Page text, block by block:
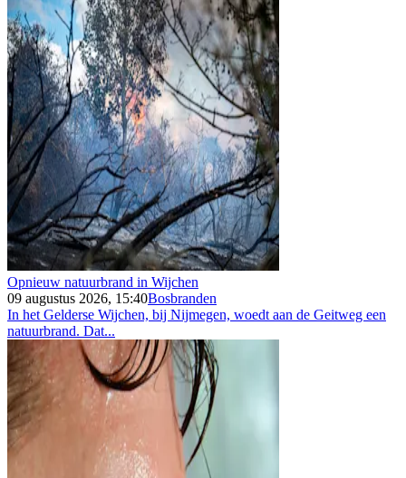
Opnieuw natuurbrand in Wijchen
09 augustus 2026, 15:40Bosbranden
In het Gelderse Wijchen, bij Nijmegen, woedt aan de Geitweg een
natuurbrand. Dat...